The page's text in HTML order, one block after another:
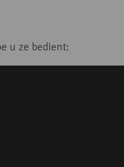
u ze bedient: